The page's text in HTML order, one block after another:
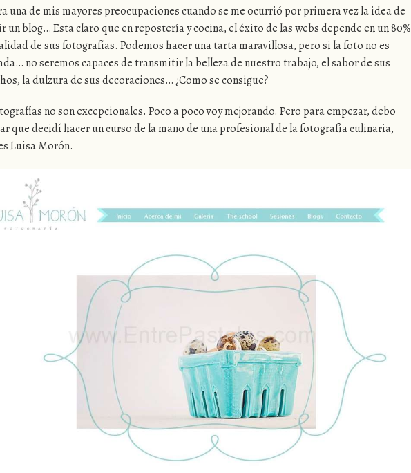
una de mis mayores preocupaciones cuando se me ocurrió por primera vez la idea de
un blog… Esta claro que en repostería y cocina, el éxito de las webs depende en un 80%
de sus fotografías. Podemos hacer una tarta maravillosa, pero si la foto no es
no seremos capaces de transmitir la belleza de nuestro trabajo, el sabor de sus
la dulzura de sus decoraciones… ¿Como se consigue?
no son excepcionales. Poco a poco voy mejorando. Pero para empezar, debo
que decidí hacer un curso de la mano de una profesional de la fotografía culinaria,
Luisa Morón.